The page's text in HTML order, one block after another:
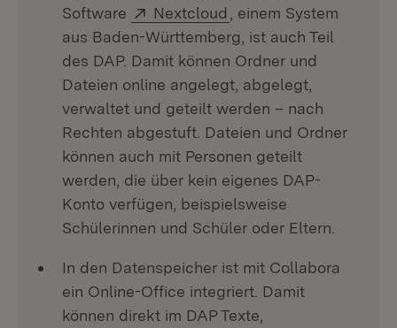
Software
Extern:
Nextcloud (Öffnet in neuem
, einem System
aus Baden-Württemberg, ist auch Teil
des DAP. Damit können Ordner und
Dateien online angelegt, abgelegt,
verwaltet und geteilt werden – nach
Rechten abgestuft. Dateien und Ordner
können auch mit Personen geteilt
werden, die über kein eigenes DAP-
Konto verfügen, beispielsweise
Schülerinnen und Schüler oder Eltern.
In den Datenspeicher ist mit Collabora
ein Online-Office integriert. Damit
können direkt im DAP Texte,